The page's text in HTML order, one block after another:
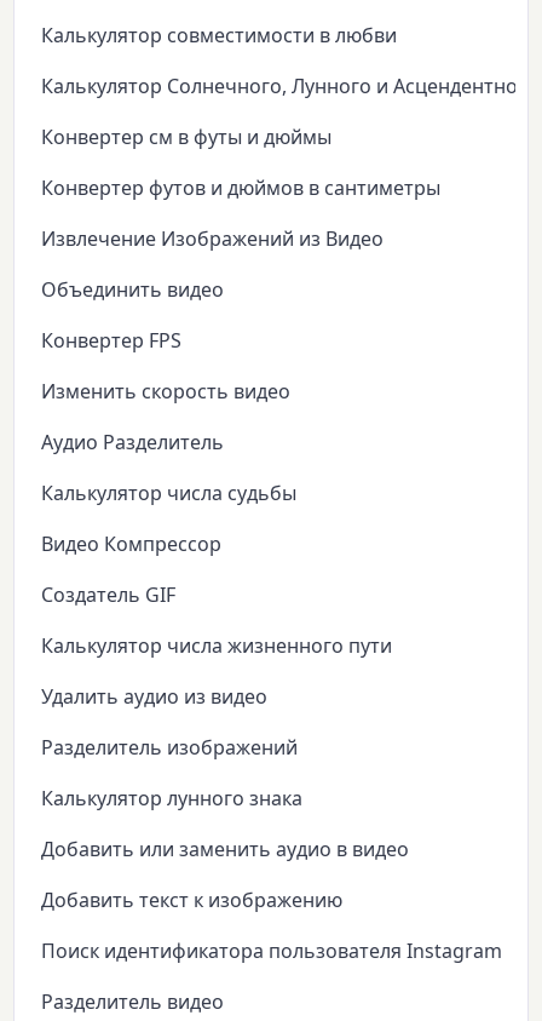
Калькулятор совместимости в любви
Калькулятор Солнечного, Лунного и Асцендентного
Конвертер см в футы и дюймы
Конвертер футов и дюймов в сантиметры
Извлечение Изображений из Видео
Объединить видео
Конвертер FPS
Изменить скорость видео
Аудио Разделитель
Калькулятор числа судьбы
Видео Компрессор
Создатель GIF
Калькулятор числа жизненного пути
Удалить аудио из видео
Разделитель изображений
Калькулятор лунного знака
Добавить или заменить аудио в видео
Добавить текст к изображению
Поиск идентификатора пользователя Instagram
Разделитель видео